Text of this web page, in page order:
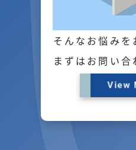
そんなお悩みを
まずはお問い合
View